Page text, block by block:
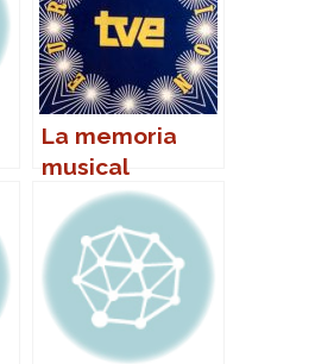
La memoria
musical